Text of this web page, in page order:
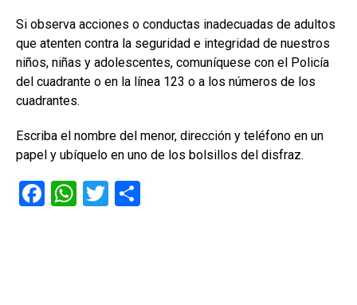
Si observa acciones o conductas inadecuadas de adultos
que atenten contra la seguridad e integridad de nuestros
niños, niñas y adolescentes, comuníquese con el Policía
del cuadrante o en la línea 123 o a los números de los
cuadrantes.
Escriba el nombre del menor, dirección y teléfono en un
papel y ubíquelo en uno de los bolsillos del disfraz.
F
W T